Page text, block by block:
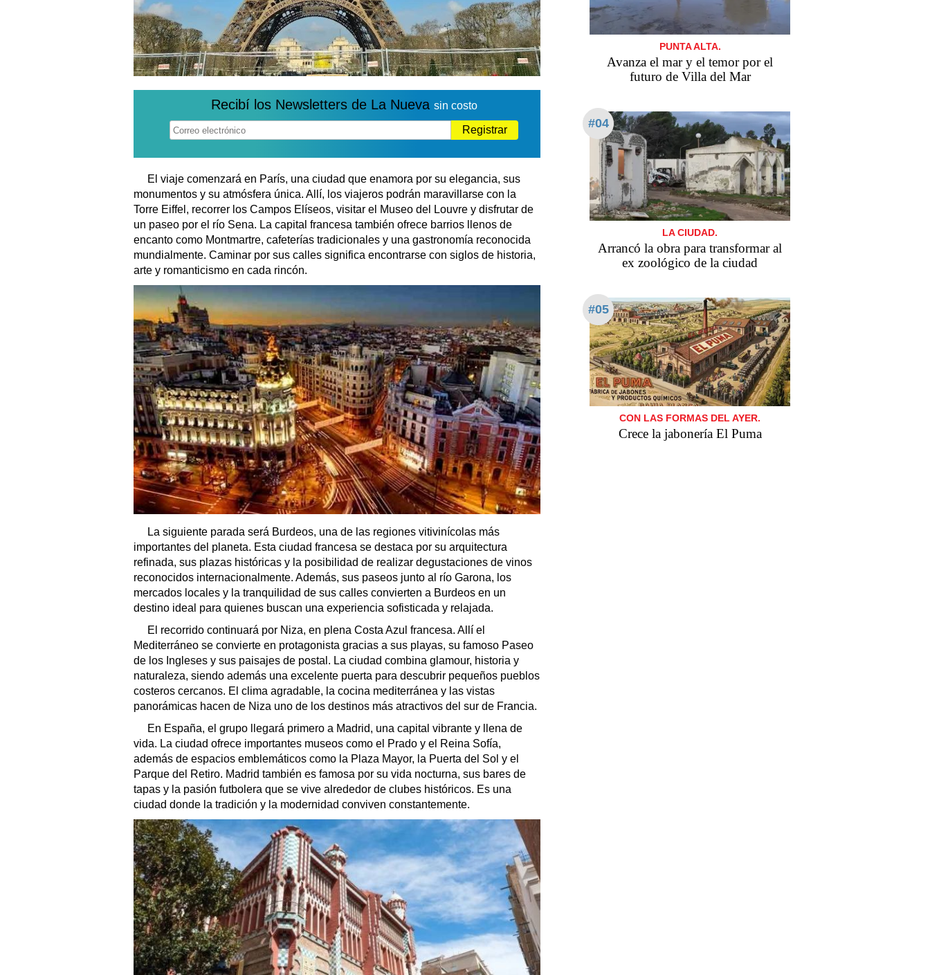
Recibí los Newsletters de La Nueva sin costo
Registrar
El viaje comenzará en París, una ciudad que enamora por su elegancia, sus
monumentos y su atmósfera única. Allí, los viajeros podrán maravillarse con la
Torre Eiffel, recorrer los Campos Elíseos, visitar el Museo del Louvre y disfrutar de
un paseo por el río Sena. La capital francesa también ofrece barrios llenos de
encanto como Montmartre, cafeterías tradicionales y una gastronomía reconocida
mundialmente. Caminar por sus calles significa encontrarse con siglos de historia,
arte y romanticismo en cada rincón.
La siguiente parada será Burdeos, una de las regiones vitivinícolas más
importantes del planeta. Esta ciudad francesa se destaca por su arquitectura
refinada, sus plazas históricas y la posibilidad de realizar degustaciones de vinos
reconocidos internacionalmente. Además, sus paseos junto al río Garona, los
mercados locales y la tranquilidad de sus calles convierten a Burdeos en un
destino ideal para quienes buscan una experiencia sofisticada y relajada.
El recorrido continuará por Niza, en plena Costa Azul francesa. Allí el
Mediterráneo se convierte en protagonista gracias a sus playas, su famoso Paseo
de los Ingleses y sus paisajes de postal. La ciudad combina glamour, historia y
naturaleza, siendo además una excelente puerta para descubrir pequeños pueblos
costeros cercanos. El clima agradable, la cocina mediterránea y las vistas
panorámicas hacen de Niza uno de los destinos más atractivos del sur de Francia.
En España, el grupo llegará primero a Madrid, una capital vibrante y llena de
vida. La ciudad ofrece importantes museos como el Prado y el Reina Sofía,
además de espacios emblemáticos como la Plaza Mayor, la Puerta del Sol y el
Parque del Retiro. Madrid también es famosa por su vida nocturna, sus bares de
tapas y la pasión futbolera que se vive alrededor de clubes históricos. Es una
ciudad donde la tradición y la modernidad conviven constantemente.
PUNTA ALTA.
Avanza el mar y el temor por el
futuro de Villa del Mar
#04
LA CIUDAD.
Arrancó la obra para transformar al
ex zoológico de la ciudad
#05
CON LAS FORMAS DEL AYER.
Crece la jabonería El Puma